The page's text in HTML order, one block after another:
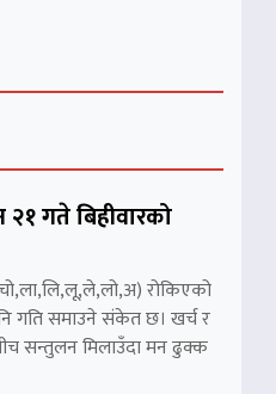
गते बिहीवारको
रोकिएको
गति समाउने संकेत छ। खर्च र
सन्तुलन मिलाउँदा मन ढुक्क